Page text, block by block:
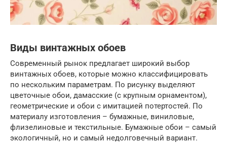
Виды винтажных обоев
Современный рынок предлагает широкий выбор
винтажных обоев, которые можно классифицировать
по нескольким параметрам. По рисунку выделяют
цветочные обои, дамасские (с крупным орнаментом),
геометрические и обои с имитацией потертостей. По
материалу изготовления – бумажные, виниловые,
флизелиновые и текстильные. Бумажные обои – самый
экологичный, но и самый недолговечный вариант.